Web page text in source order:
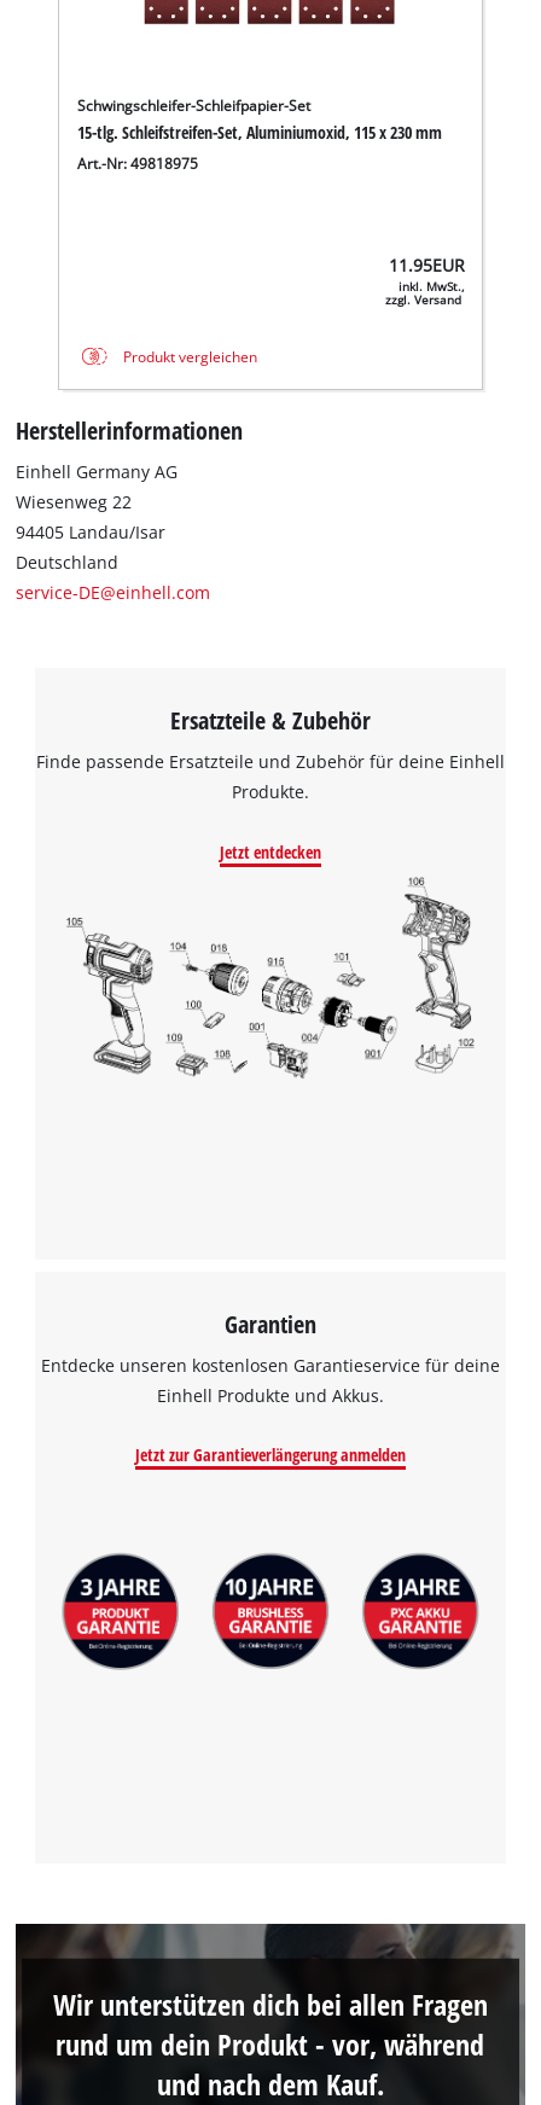
Schwingschleifer-Schleifpapier-Set
15-tlg. Schleifstreifen-Set, Aluminiumoxid, 115 x 230 mm
Art.-Nr: 49818975
11.95EUR
inkl. MwSt.,
zzgl. Versand
Produkt vergleichen
Herstellerinformationen
Einhell Germany AG
Wiesenweg 22
94405 Landau/Isar
Deutschland
service-DE@einhell.com
Ersatzteile & Zubehör
Finde passende Ersatzteile und Zubehör für deine Einhell
Produkte.
Jetzt entdecken
Garantien
Entdecke unseren kostenlosen Garantieservice für deine
Einhell Produkte und Akkus.
Jetzt zur Garantieverlängerung anmelden
Wir unterstützen dich bei allen Fragen
rund um dein Produkt - vor, während
und nach dem Kauf.